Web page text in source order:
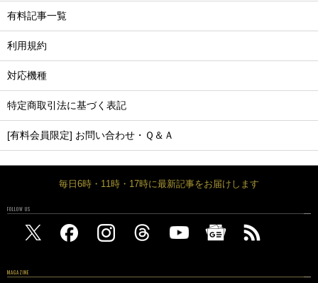
有料記事一覧
利用規約
対応機種
特定商取引法に基づく表記
[有料会員限定] お問い合わせ・Ｑ＆Ａ
毎日6時・11時・17時に最新記事をお届けします
FOLLOW US
MAGAZINE